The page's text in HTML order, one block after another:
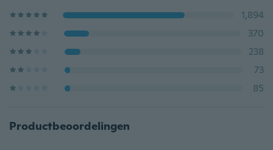
1,894
370
238
73
85
Productbeoordelingen